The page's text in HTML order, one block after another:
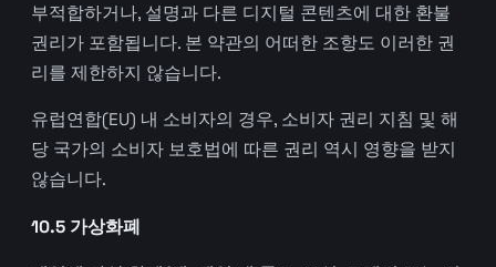
부적합하거나, 설명과 다른 디지털 콘텐츠에 대한 환불
권리가 포함됩니다. 본 약관의 어떠한 조항도 이러한 권
리를 제한하지 않습니다.
유럽연합(EU) 내 소비자의 경우, 소비자 권리 지침 및 해
당 국가의 소비자 보호법에 따른 권리 역시 영향을 받지
않습니다.
10.5 가상화폐